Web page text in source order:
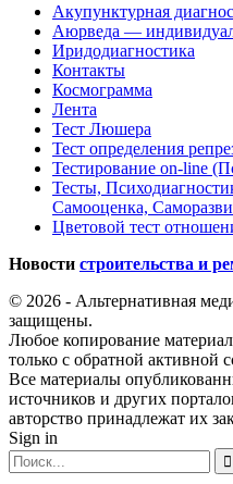
Акупунктурная
Аюрведа —
Иридодиагностика
Контакты
Космограмма
Лента
Тест Люшера
Тест определения
Тестирование on-line
Тесты,
Самооценка,
Цветовой тест
Новости строительства и
© 2026 - Альтернативная
защищены.
Любое копирование
только с обратной активной
Все материалы
источников и других
авторство принадлежат их
Sign in